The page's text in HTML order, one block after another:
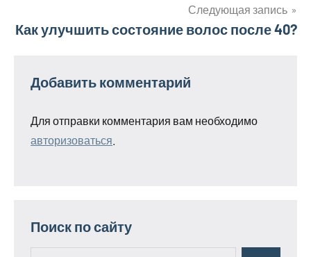
Следующая запись
Как улучшить состояние волос после 40?
Добавить комментарий
Для отправки комментария вам необходимо
авторизоваться
Поиск по сайту